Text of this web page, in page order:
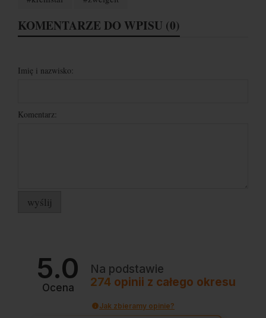
KOMENTARZE DO WPISU (0)
Imię i nazwisko:
Komentarz:
wyślij
5.0
Ocena
Na podstawie
274 opinii z całego okresu
Jak zbieramy opinie?